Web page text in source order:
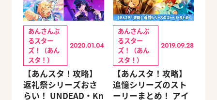
あんさんぶ
るスター
ズ！（あん
スタ！）
2020.01.04
【あんスタ！攻略】
返礼祭シリーズおさ
らい！ UNDEAD・Kn
あんさんぶ
るスター
ズ！（あん
スタ！）
2019.09.28
【あんスタ！攻略】
追憶シリーズのスト
ーリーまとめ！ アイ